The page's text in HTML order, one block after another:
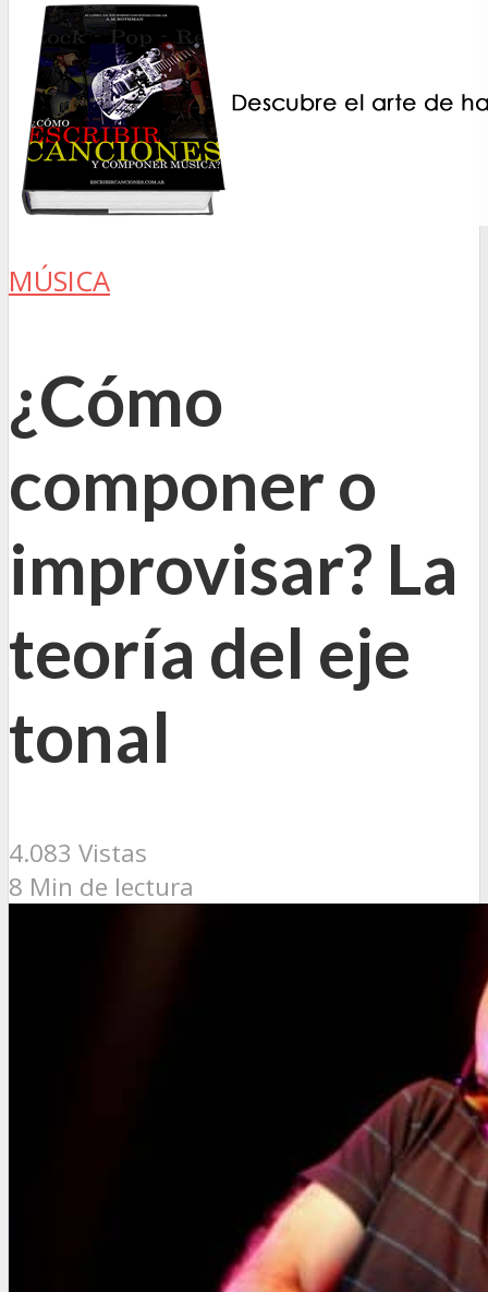
MÚSICA
¿Cómo
componer o
improvisar? La
teoría del eje
tonal
4.083 Vistas
8 Min de lectura